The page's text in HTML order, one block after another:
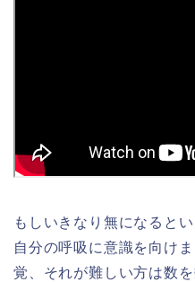
もしいきなり無になると
自分の呼吸に意識を向け
覚、 それが難しい方は数